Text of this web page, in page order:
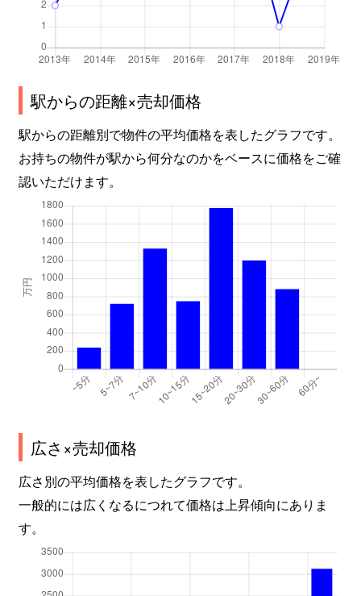
駅からの距離×売却価格
駅からの距離別で物件の平均価格を表したグラフです。
お持ちの物件が駅から何分なのかをベースに価格をご確
認いただけます。
広さ×売却価格
広さ別の平均価格を表したグラフです。
一般的には広くなるにつれて価格は上昇傾向にありま
す。